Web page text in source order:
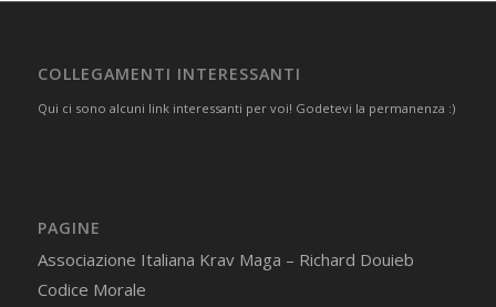
COLLEGAMENTI INTERESSANTI
Qui ci sono alcuni link interessanti per voi! Godetevi la permanenza :)
PAGINE
Associazione Italiana Krav Maga – Richard Douieb
Codice Morale